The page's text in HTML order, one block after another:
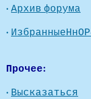
·Архив форума
·
Прочее:
· Высказаться